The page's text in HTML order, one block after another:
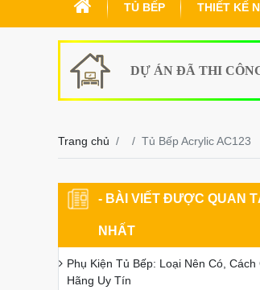
TỦ BẾP THIẾT KẾ
DỰ ÁN ĐÃ THI
Trang chủ Tủ Bếp Acrylic AC123
- BÀI VIẾT ĐƯỢC QUAN
NHẤT
Phụ Kiện Tủ Bếp: Loại Nên Có, Cách
Hãng Uy Tín